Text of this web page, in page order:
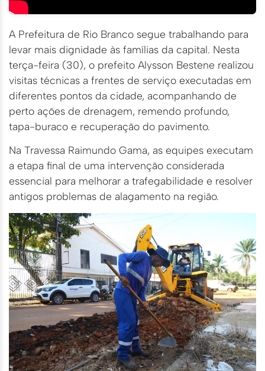
A Prefeitura de Rio Branco segue trabalhando para
levar mais dignidade às famílias da capital. Nesta
terça-feira (30), o prefeito Alysson Bestene realizou
visitas técnicas a frentes de serviço executadas em
diferentes pontos da cidade, acompanhando de
perto ações de drenagem, remendo profundo,
tapa-buraco e recuperação do pavimento.
Na Travessa Raimundo Gama, as equipes executam
a etapa final de uma intervenção considerada
essencial para melhorar a trafegabilidade e resolver
antigos problemas de alagamento na região.